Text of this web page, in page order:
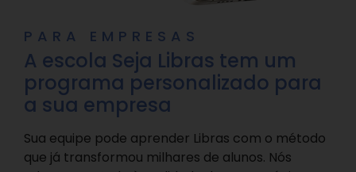
PARA EMPRESAS
A escola Seja Libras tem um
programa personalizado para
a sua empresa
Sua equipe pode aprender Libras com o método
que já transformou milhares de alunos. Nós